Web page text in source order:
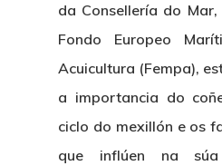
da Consellería do
Fondo Europeo
Acuicultura (Fempa),
a importancia do
ciclo do mexillón e os
que inflúen na